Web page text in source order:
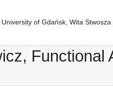
of Gdańsk, Wita